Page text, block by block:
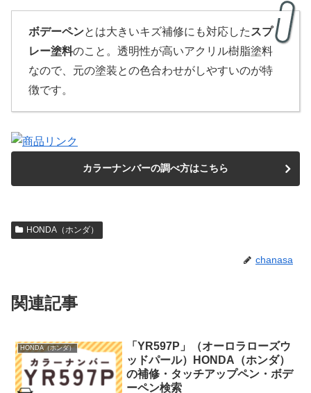
ボデーペンとは大きいキズ補修にも対応した スプ
レー塗料のこと。透明性が高いアクリル樹脂塗料
なので、元の塗装との色合わせがしやすいのが特
徴です。
カラーナンバーの調べ方はこちら
HONDA（ホンダ）
chanasa
関連記事
HONDA（ホンダ）
「YR597P」（オーロラローズウ
ッドパール）HONDA（ホンダ）
の補修・タッチアップペン・ボデ
ーペン検索